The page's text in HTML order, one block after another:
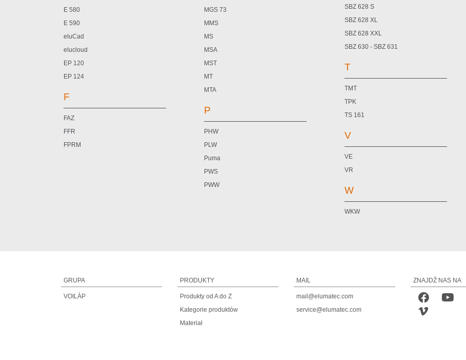
E 580
E 590
eluCad
elucloud
EP 120
EP 124
F
FAZ
FFR
FPRM
MGS 73
MMS
MS
MSA
MST
MT
MTA
P
PHW
PLW
Puma
PWS
PWW
SBZ 628 S
SBZ 628 XL
SBZ 628 XXL
SBZ 630 - SBZ 631
T
TMT
TPK
TS 161
V
VE
VR
W
WKW
GRUPA
VOILÀP
PRODUKTY
Produkty od A do Z
Kategorie produktów
Materiał
MAIL
mail@elumatec.com
service@elumatec.com
ZNAJDŹ NAS NA